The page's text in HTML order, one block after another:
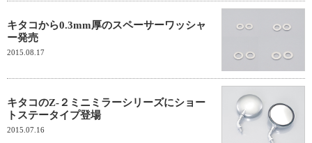
キタコから0.3mm厚のスペーサーワッシャ
ー発売
2015.08.17
キタコのZ-２ミニミラーシリーズにショー
トステータイプ登場
2015.07.16